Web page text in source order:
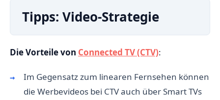
Tipps: Video-Strategie
Die Vorteile von Connected TV (CTV):
Im Gegensatz zum linearen Fernsehen können
die Werbevideos bei CTV auch über Smart TVs